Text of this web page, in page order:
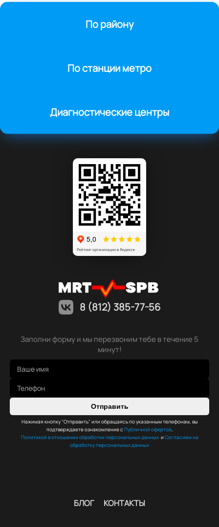
По району
По станции метро
Диагностические центры
8 (812) 385-77-56
Заполни форму и мы перезвоним тебе в течение 5
минут!
Отправить
Нажимая кнопку "Отправить" или обращаясь по указанным телефонам, вы
подтверждаете ознакомление с Публичной офертой
Политикой в отношении обработки персональных данных и Согласием на
обработку персональных данных
БЛОГ КОНТАКТЫ